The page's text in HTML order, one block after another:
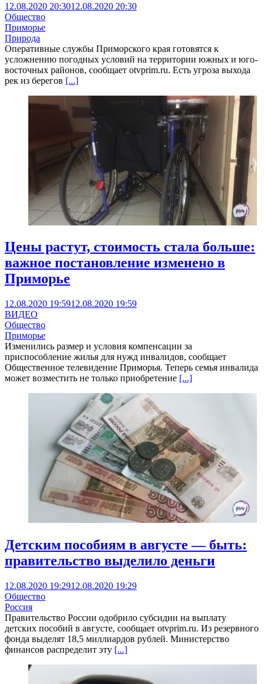
12.08.2020 20:3012.08.2020 20:30
Общество
Приморье
Природа
Оперативные службы Приморского края готовятся к
усложнению погодных условий на территории южных и юго-
восточных районов, сообщает otvprim.ru. Есть угроза выхода
рек из берегов [...]
Цены растут, стоимость стала больше:
важное постановление изменено в
Приморье
12.08.2020 19:5912.08.2020 19:59
ВИДЕО
Общество
Приморье
Изменились размер и условия компенсации за
приспособление жилья для нужд инвалидов, сообщает
Общественное телевидение Приморья. Теперь семья инвалида
может возместить не только приобретение [...]
Детским пособиям в августе — быть:
правительство выделило деньги
12.08.2020 19:2912.08.2020 19:29
Общество
Россия
Правительство России одобрило субсидии на выплату
детских пособий в августе, сообщает otvprim.ru. Из резервного
фонда выделят 18,5 миллиардов рублей. Министерство
финансов распределит эту [...]